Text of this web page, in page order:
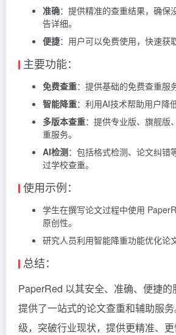
准确：提供精准的查重结果，确保
告详细。
便捷：用户可以免费使用，快速获
主要功能：
免费查重：提供基础的免费查重服
智能降重：利用AI技术帮助用户降
多版本查重：提供专业版、旗舰版
重服务。
AI检测：包括格式检测、论文纠错
过学校查重。
使用示例：
学生在撰写论文过程中使用
原创性。
研究人员利用智能降重功能优化论
总结：
PaperRed 以其安全、准确、便捷的
提供了一站式的论文查重和辅助服
级，突破行业现状，提供更精准、